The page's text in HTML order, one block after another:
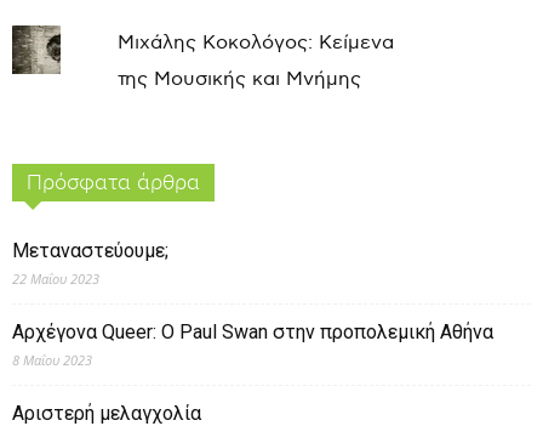
Μιχάλης Κοκολόγος: Κείμενα
της Μουσικής και Μνήμης
Πρόσφατα άρθρα
Μεταναστεύουμε;
22 Μαΐου 2023
Αρχέγονα Queer: O Paul Swan στην προπολεμική Αθήνα
8 Μαΐου 2023
Αριστερή μελαγχολία